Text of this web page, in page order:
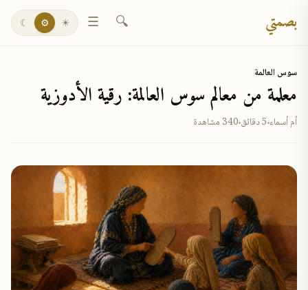
بصمتي 🔍
☰
☀
⚙
☾
سوس العالمة
معلمة من معالم سوس العالمة: رقية الأدوزية
أم أسماء 5 دقائق 340 مشاهدة